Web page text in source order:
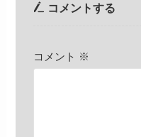
コメントする
コメント ※